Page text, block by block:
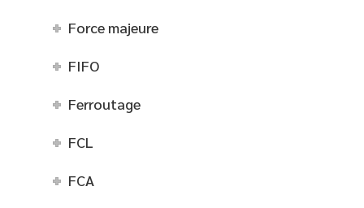
Force majeure
FIFO
Ferroutage
FCL
FCA